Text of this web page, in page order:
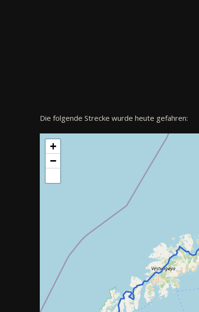
Die folgende Strecke wurde heute gefahren:
+
−